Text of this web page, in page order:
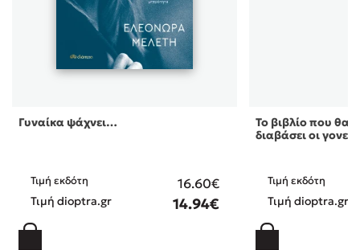
Γυναίκα ψάχνει…
Τιμή εκδότη 16.60€
Τιμή dioptra.gr 14.94€
Το βιβλίο που θα
διαβάσει οι γονεί
Τιμή εκδότη
Τιμή dioptra.gr